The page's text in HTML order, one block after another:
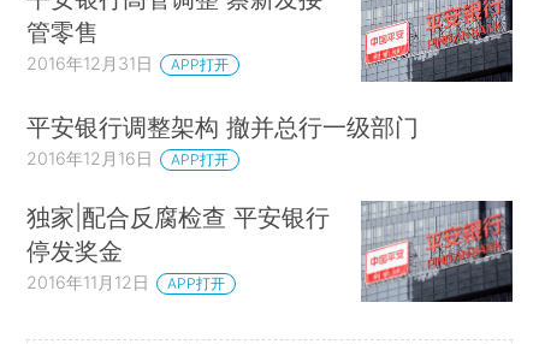
管零售
2016年12月31日 APP打开
平安银行调整架构 撤并总行一级部门
2016年12月16日 APP打开
独家|配合反腐检查 平安银行
停发奖金
2016年11月12日 APP打开